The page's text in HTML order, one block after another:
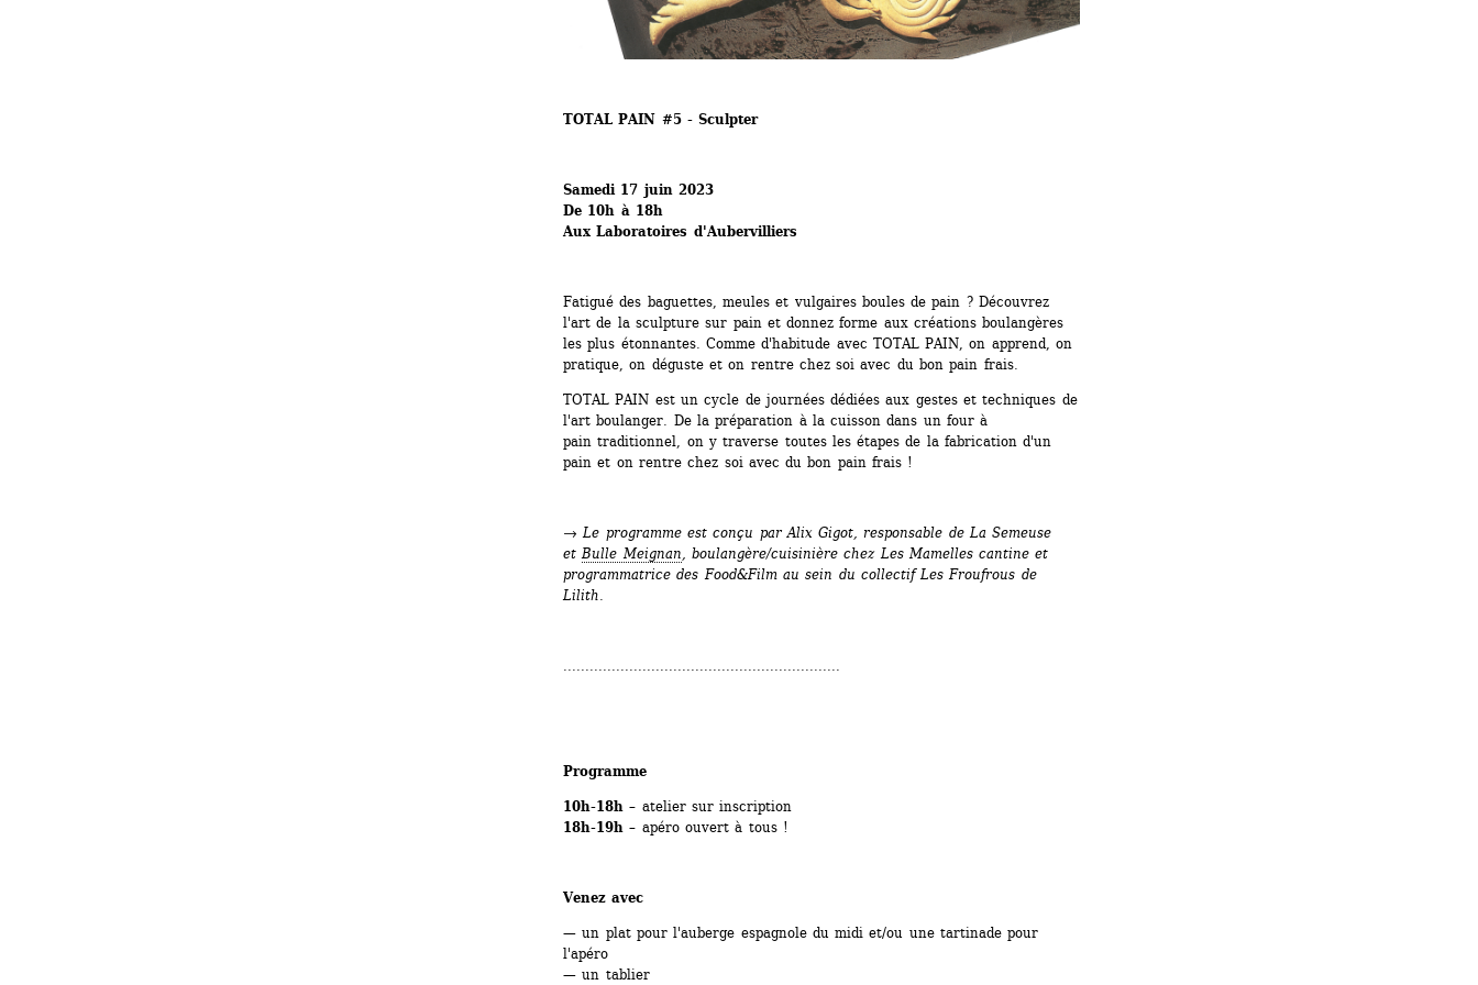
TOTAL PAIN #5 - Sculpter
Samedi 17 juin 2023
De 10h à 18h
Aux Laboratoires d'Aubervilliers
Fatigué des baguettes, meules et vulgaires boules de pain ? Découvrez
l'art de la sculpture sur pain et donnez forme aux créations boulangères
les plus étonnantes. Comme d'habitude avec TOTAL PAIN, on apprend, on
pratique, on déguste et on rentre chez soi avec du bon pain frais.
TOTAL PAIN est un cycle de journées dédiées aux gestes et techniques de
l'art boulanger. De la préparation à la cuisson dans un four à
pain traditionnel, on y traverse toutes les étapes de la fabrication d'un
pain et on rentre chez soi avec du bon pain frais !
→ Le programme est conçu par Alix Gigot, responsable de La Semeuse
et Bulle Meignan, boulangère/cuisinière chez Les Mamelles cantine et
programmatrice des Food&Film au sein du collectif Les Froufrous de
Lilith.
...............................................................
Programme
10h-18h – atelier sur inscription
18h-19h – apéro ouvert à tous !
Venez avec
— un plat pour l'auberge espagnole du midi et/ou une tartinade pour
l'apéro
— un tablier